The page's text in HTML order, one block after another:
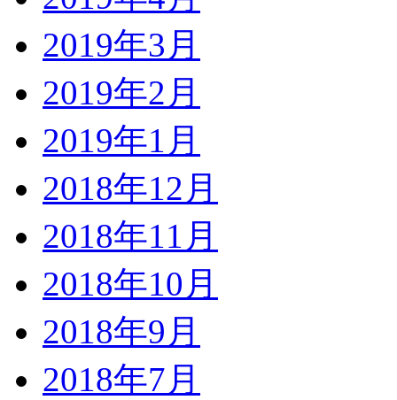
2019年3月
2019年2月
2019年1月
2018年12月
2018年11月
2018年10月
2018年9月
2018年7月